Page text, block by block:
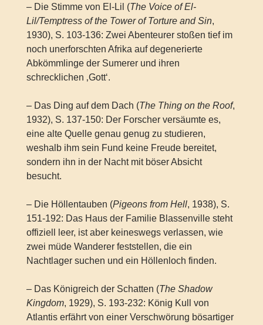
– Die Stimme von El-Lil (The Voice of El-
Lil/Temptress of the Tower of Torture and Sin,
1930), S. 103-136: Zwei Abenteurer stoßen tief im
noch unerforschten Afrika auf degenerierte
Abkömmlinge der Sumerer und ihren
schrecklichen ‚Gott‘.
– Das Ding auf dem Dach (The Thing on the Roof,
1932), S. 137-150: Der Forscher versäumte es,
eine alte Quelle genau genug zu studieren,
weshalb ihm sein Fund keine Freude bereitet,
sondern ihn in der Nacht mit böser Absicht
besucht.
– Die Höllentauben (Pigeons from Hell, 1938), S.
151-192: Das Haus der Familie Blassenville steht
offiziell leer, ist aber keineswegs verlassen, wie
zwei müde Wanderer feststellen, die ein
Nachtlager suchen und ein Höllenloch finden.
– Das Königreich der Schatten (The Shadow
Kingdom, 1929), S. 193-232: König Kull von
Atlantis erfährt von einer Verschwörung bösartiger